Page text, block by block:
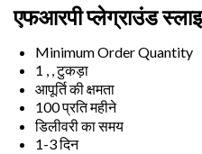
एफआरपी प्लेग्राउंड
Minimum Order Quantity
1 , , टुकड़ा
आपूर्ति की क्षमता
100 प्रति महीने
डिलीवरी का समय
1-3 दिन